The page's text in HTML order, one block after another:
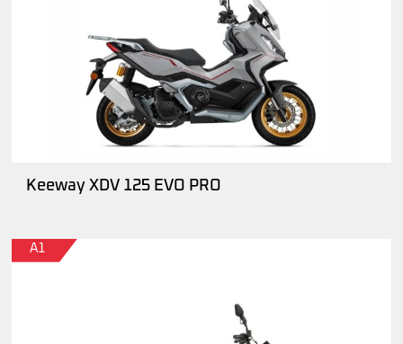
Keeway XDV 125 EVO PRO
A1